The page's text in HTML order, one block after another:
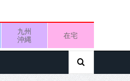
九州
沖縄
在宅